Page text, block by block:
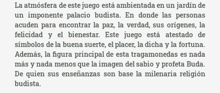
La atmósfera de este juego está ambientada en un jardín de
un imponente palacio budista. En donde las personas
acuden para encontrar la paz, la verdad, sus orígenes, la
felicidad y el bienestar. Este juego está atestado de
símbolos de la buena suerte, el placer, la dicha y la fortuna.
Además, la figura principal de esta tragamonedas es nada
más y nada menos que la imagen del sabio y profeta Buda.
De quien sus enseñanzas son base la milenaria religión
budista.